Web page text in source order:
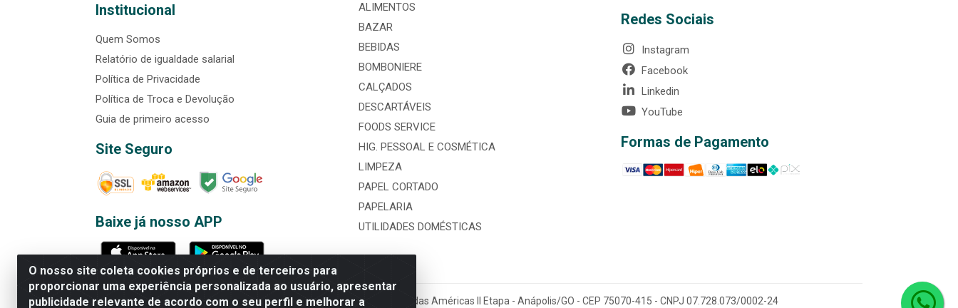
O nosso site coleta cookies próprios e de terceiros para
proporcionar uma experiência personalizada ao usuário, apresentar
publicidade relevante de acordo com o seu perfil e melhorar a
Institucional
Quem Somos
Relatório de igualdade salarial
Política de Privacidade
Política de Troca e Devolução
Guia de primeiro acesso
Site Seguro
Baixe já nosso APP
ALIMENTOS
BAZAR
BEBIDAS
BOMBONIERE
CALÇADOS
DESCARTÁVEIS
FOODS SERVICE
HIG. PESSOAL E COSMÉTICA
LIMPEZA
PAPEL CORTADO
PAPELARIA
UTILIDADES DOMÉSTICAS
Redes Sociais
Instagram
Facebook
Linkedin
YouTube
Formas de Pagamento
Rede Brasil - Avenida Universitária, nº 3860, Jardim das Américas II Etapa - Anápolis/GO - CEP 75070-415 - CNPJ 07.728.073/0002-24